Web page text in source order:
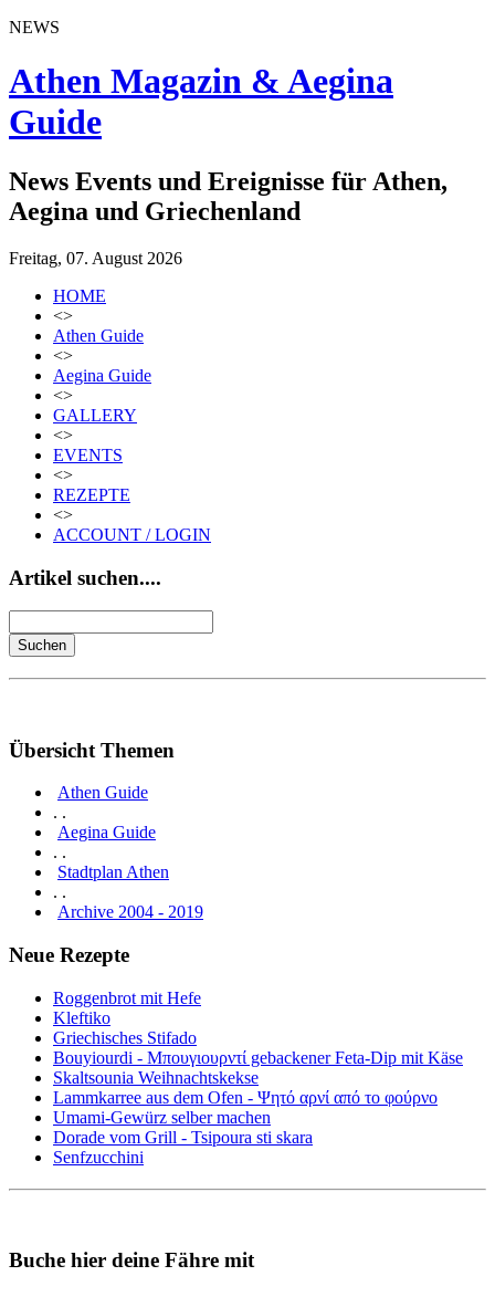
NEWS
Athen Magazin & Aegina
Guide
News Events und Ereignisse für Athen,
Aegina und Griechenland
Freitag, 07. August 2026
HOME
<>
Athen Guide
<>
Aegina Guide
<>
GALLERY
<>
EVENTS
<>
REZEPTE
<>
ACCOUNT / LOGIN
Artikel suchen....
Übersicht Themen
Athen Guide
. .
Aegina Guide
. .
Stadtplan Athen
. .
Archive 2004 - 2019
Neue Rezepte
Roggenbrot mit Hefe
Kleftiko
Griechisches Stifado
Bouyiourdi - Μπουγιουρντί gebackener Feta-Dip mit Käse
Skaltsounia Weihnachtskekse
Lammkarree aus dem Ofen - Ψητό αρνί από το φούρνο
Umami-Gewürz selber machen
Dorade vom Grill - Tsipoura sti skara
Senfzucchini
Buche hier deine Fähre mit